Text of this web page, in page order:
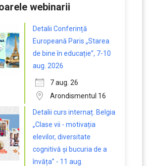
webinarii
Detalii Conferință
Europeană Paris „Starea
de bine în educație”, 7-10
aug. 2026
7 aug. 26
Arondismentul 16
Detalii curs internaț. Belgia
„Clase vii - motivația
elevilor, diversitate
cognitivă și bucuria de a
învăța” - 11 aug.